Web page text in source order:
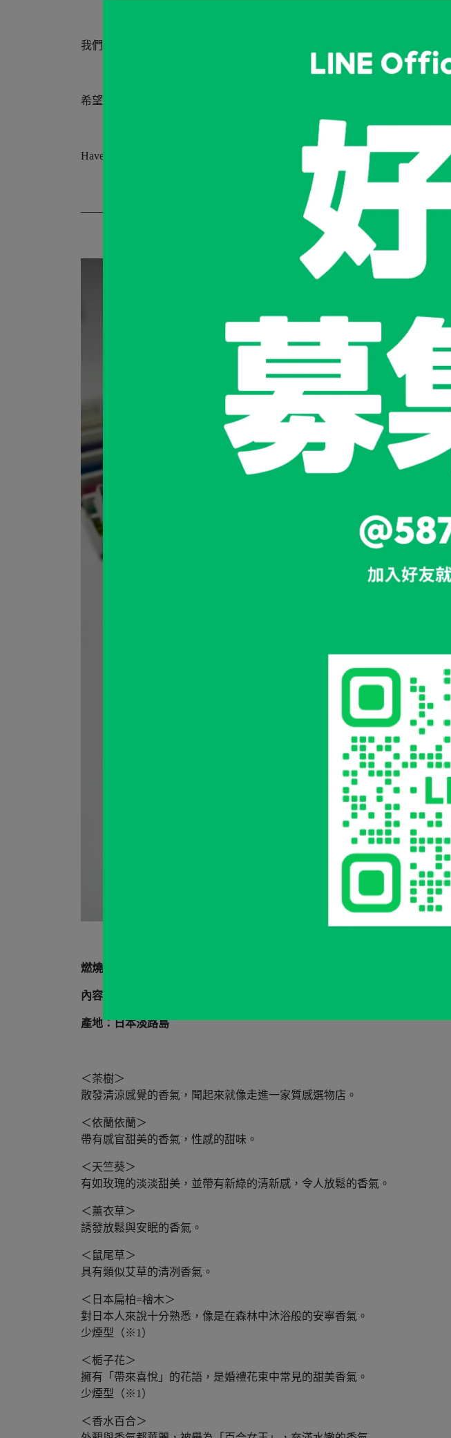
我們不是設計新的產品，而是讓現有的產品變得更好。
希望大家都能樂在享受簡約，而且可以日日使用的Daily。
Have a nice day!!」
——TRUNK DESIGN
燃燒時間：每支約30分鐘
內容：一盒45支
產地：日本淡路島
＜茶樹＞
散發清涼感覺的香氣，聞起來就像走進一家質感選物店。
＜依蘭依蘭＞
帶有感官甜美的香氣，性感的甜味。
＜天竺葵＞
有如玫瑰的淡淡甜美，並帶有新綠的清新感，令人放鬆的香氣。
＜薰衣草＞
誘發放鬆與安眠的香氣。
＜鼠尾草＞
具有類似艾草的清冽香氣。
＜日本扁柏=檜木＞
對日本人來說十分熟悉，像是在森林中沐浴般的安寧香氣。
少煙型（※1）
＜栀子花＞
擁有「帶來喜悅」的花語，是婚禮花束中常見的甜美香氣。
少煙型（※1）
＜香水百合＞